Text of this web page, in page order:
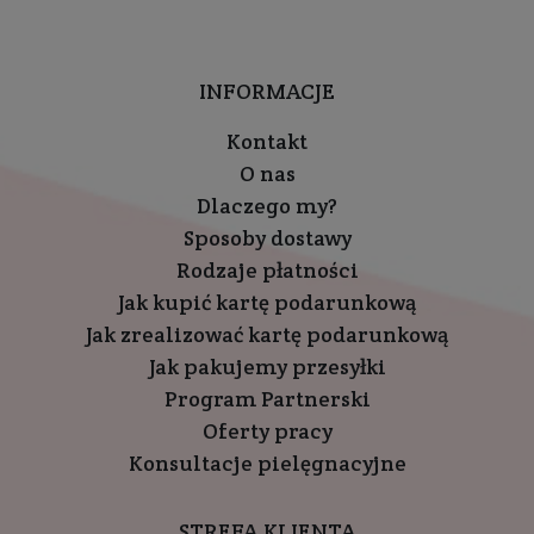
INFORMACJE
Kontakt
O nas
Dlaczego my?
Sposoby dostawy
Rodzaje płatności
Jak kupić kartę podarunkową
Jak zrealizować kartę podarunkową
Jak pakujemy przesyłki
Program Partnerski
Oferty pracy
Konsultacje pielęgnacyjne